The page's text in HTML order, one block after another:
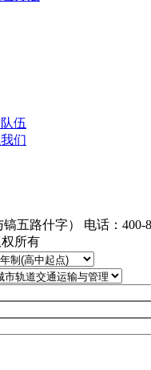
伍
们
五路什字） 电话：400-
所有